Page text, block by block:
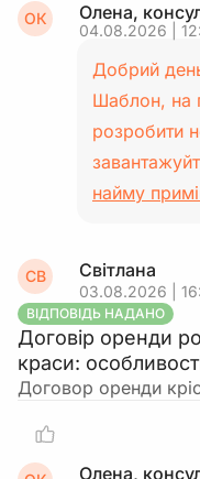
ОК Олена,
04.08.2026 |
Добрий
Шаблон, на
розробити
найму
СВ Світлана
03.08.2026 |
ВІДПОВІДЬ НАДАНО
Договір оренди
краси:
Договор оренди
Олена,